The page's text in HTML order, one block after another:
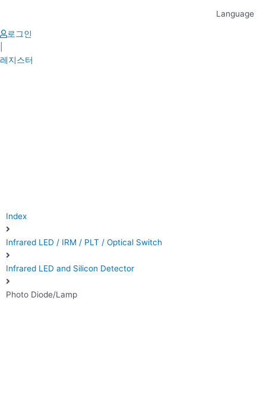
content
Language
로그인
레지스터
Index
Infrared LED / IRM / PLT / Optical Switch
Infrared LED and Silicon Detector
Photo Diode/Lamp